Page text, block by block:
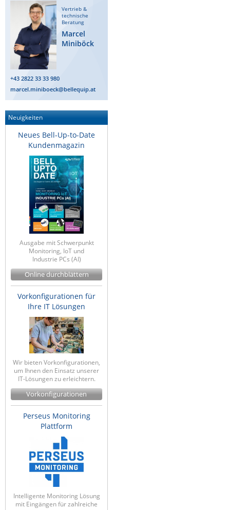
Vertrieb &
technische
Beratung
Marcel
Miniböck
+43 2822 33 33 980
marcel.miniboeck@bellequip.at
Neuigkeiten
Neues Bell-Up-to-Date
Kundenmagazin
Ausgabe mit Schwerpunkt
Monitoring, IoT und
Industrie PCs (AI)
Online durchblättern
Vorkonfigurationen für
Ihre IT Lösungen
Wir bieten Vorkonfigurationen,
um Ihnen den Einsatz unserer
IT-Lösungen zu erleichtern.
Vorkonfigurationen
Perseus Monitoring
Plattform
Intelligente Monitoring Lösung
mit Eingängen für zahlreiche